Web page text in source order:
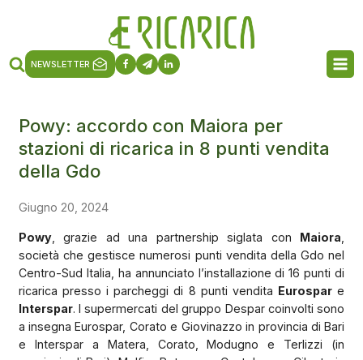
NEWSLETTER
Powy: accordo con Maiora per
stazioni di ricarica in 8 punti vendita
della Gdo
Giugno 20, 2024
Powy, grazie ad una partnership siglata con Maiora
società che gestisce numerosi punti vendita della Gdo nel
Centro-Sud Italia, ha annunciato l’installazione di 16 punti di
ricarica presso i parcheggi di 8 punti vendita Eurospar e
Interspar. I supermercati del gruppo Despar coinvolti sono
a insegna Eurospar, Corato e Giovinazzo in provincia di Bari
e Interspar a Matera, Corato, Modugno e Terlizzi (in